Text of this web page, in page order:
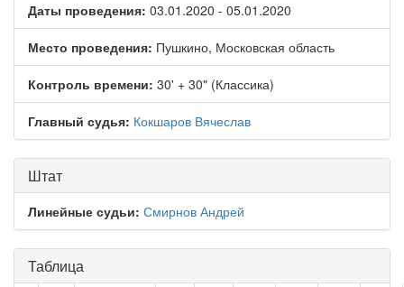
Даты проведения: 03.01.2020 - 05.01.2020
Место проведения: Пушкино, Московская область
Контроль времени: 30' + 30" (Классика)
Главный судья: Кокшаров Вячеслав
Штат
Линейные судьи: Смирнов Андрей
Таблица